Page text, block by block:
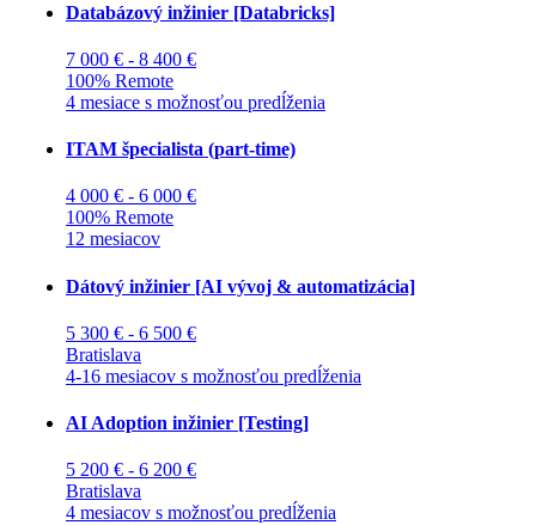
Databázový inžinier [Databricks]
7 000 € - 8 400 €
100% Remote
4 mesiace s možnosťou predĺženia
ITAM špecialista (part-time)
4 000 € - 6 000 €
100% Remote
12 mesiacov
Dátový inžinier [AI vývoj & automatizácia]
5 300 € - 6 500 €
Bratislava
4-16 mesiacov s možnosťou predĺženia
AI Adoption inžinier [Testing]
5 200 € - 6 200 €
Bratislava
4 mesiacov s možnosťou predĺženia